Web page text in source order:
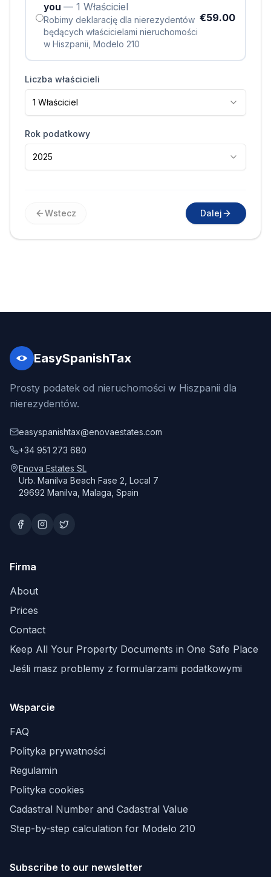
you — 1 Właściciel
Robimy deklarację dla nierezydentów
będących właścicielami nieruchomości
w Hiszpanii, Modelo 210
€59.00
Liczba właścicieli
1 Właściciel
Rok podatkowy
2025
Wstecz Dalej
EasySpanishTax
Prosty podatek od nieruchomości w Hiszpanii dla
nierezydentów.
easyspanishtax@enovaestates.com
+34 951 273 680
Enova Estates SL
Urb. Manilva Beach Fase 2, Local 7
29692 Manilva, Malaga, Spain
Firma
About
Prices
Contact
Keep All Your Property Documents in One Safe Place
Jeśli masz problemy z formularzami podatkowymi
Wsparcie
FAQ
Polityka prywatności
Regulamin
Polityka cookies
Cadastral Number and Cadastral Value
Step-by-step calculation for Modelo 210
Subscribe to our newsletter